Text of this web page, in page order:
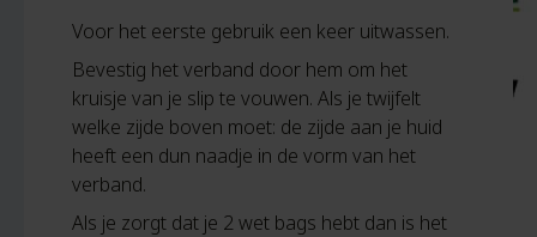
Voor het eerste gebruik een keer uitwassen.
Bevestig het verband door hem om het
kruisje van je slip te vouwen. Als je twijfelt
welke zijde boven moet: de zijde aan je huid
heeft een dun naadje in de vorm van het
verband.
Als je zorgt dat je 2 wet bags hebt dan is het